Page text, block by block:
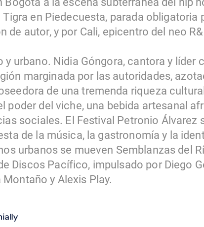
en Piedecuesta, parada obligatoria
de autor, y por Cali, epicentro del neo
urbano. Nidia Góngora, cantora y líder
marginada por las autoridades,
de una tremenda riqueza
poder del viche, una bebida artesanal
sociales. El Festival Petronio Álvarez
de la música, la gastronomía y la
urbanos se mueven Semblanzas del
Discos Pacífico, impulsado por Diego
y Alexis Play.